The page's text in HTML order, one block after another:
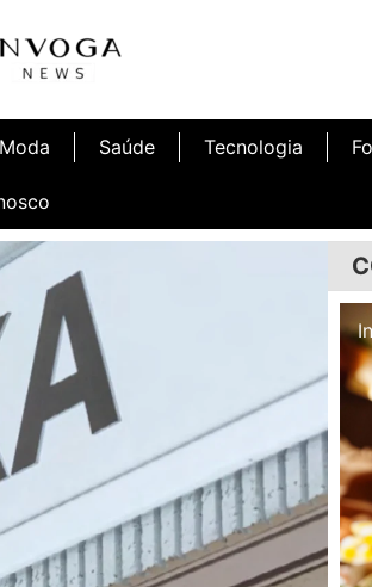
Moda Saúde Tecnologia
Ninetto Fortaleza